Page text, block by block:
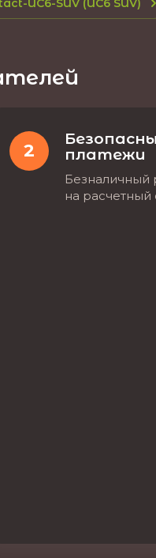
2
платежи
Безналичный
на расчетный